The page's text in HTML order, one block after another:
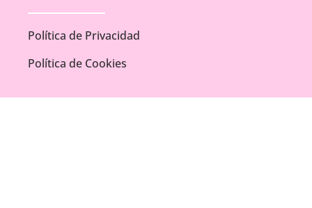
Política de Privacidad
Política de Cookies